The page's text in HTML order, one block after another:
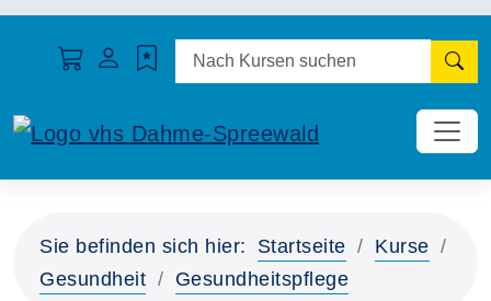
Sie befinden sich hier: Startseite
Kurse
Gesundheit
Gesundheitspflege